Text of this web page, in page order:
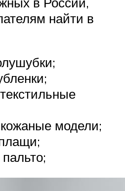
найти в
модели;